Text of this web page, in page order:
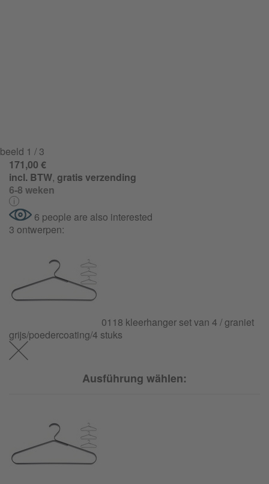
beeld 1 / 3
171,00 €
incl. BTW, gratis verzending
6-8 weken
6 people are also interested
3 ontwerpen:
0118 kleerhanger set van 4 / graniet
grijs/poedercoating/4 stuks
Ausführung wählen: